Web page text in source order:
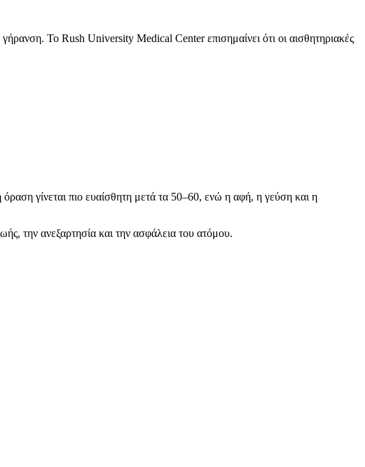
Το Rush University Medical Center επισημαίνει ότι οι αισθητηριακές
γίνεται πιο ευαίσθητη μετά τα 50–60, ενώ η αφή, η γεύση και η
την ανεξαρτησία και την ασφάλεια του ατόμου.